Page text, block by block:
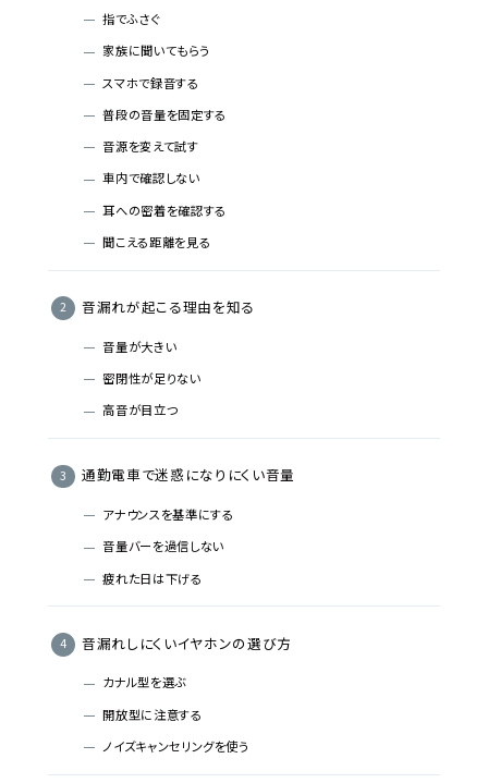
指でふさぐ
家族に聞いてもらう
スマホで録音する
普段の音量を固定する
音源を変えて試す
車内で確認しない
耳への密着を確認する
聞こえる距離を見る
音漏れが起こる理由を知る
音量が大きい
密閉性が足りない
高音が目立つ
通勤電車で迷惑になりにくい音量
アナウンスを基準にする
音量バーを過信しない
疲れた日は下げる
音漏れしにくいイヤホンの選び方
カナル型を選ぶ
開放型に注意する
ノイズキャンセリングを使う